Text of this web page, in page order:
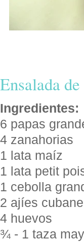
Ensalada
Ingredientes:
6 papas
4 zanahorias
1 lata maíz
1 lata petit
1 cebolla
2 ajíes
4 huevos
¾ - 1 taza